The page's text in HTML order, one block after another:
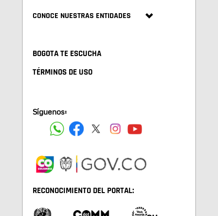
CONOCE NUESTRAS ENTIDADES
BOGOTA TE ESCUCHA
TÉRMINOS DE USO
Síguenos:
RECONOCIMIENTO DEL PORTAL: